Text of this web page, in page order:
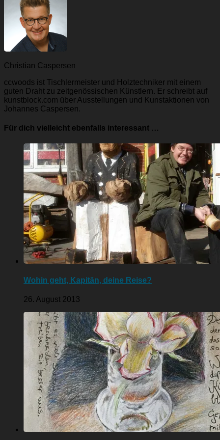
Christian Caspersen
ccwoods ist Tischlermeister und Holztechniker mit einem
guten Draht zu zeitgenössischen Künstlern. Er schreibt auf
kunstblock.com über Ausstellungen und Kunstaktionen von
Johannes Caspersen.
Für dich vielleicht ebenfalls interessant …
Wohin geht, Kapitän, deine Reise?
26. August 2013